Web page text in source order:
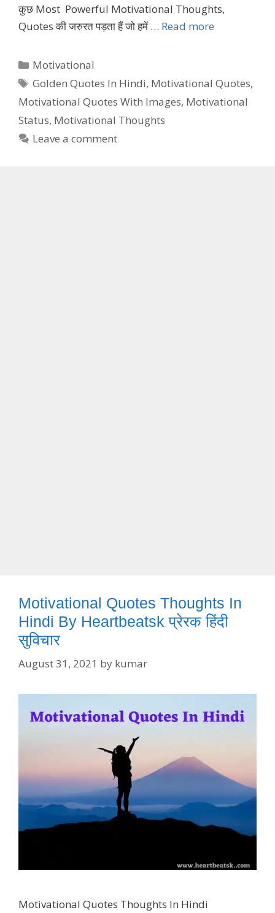
कुछ Most Powerful Motivational Thoughts,
Quotes की जरुरत पड़ता हैं जो हमें … Read more
Categories
Motivational
Tags
Golden Quotes In Hindi, Motivational Quotes,
Motivational Quotes With Images, Motivational
Status, Motivational Thoughts
Leave a comment
Motivational Quotes Thoughts In
Hindi By Heartbeatsk प्रेरक हिंदी
सुविचार
August 31, 2021 by kumar
Motivational Quotes Thoughts In Hindi